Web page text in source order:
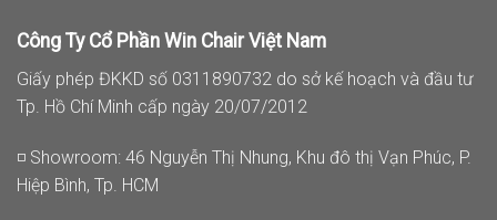
Công Ty Cổ Phần Win Chair Việt Nam
Giấy phép ĐKKD số 0311890732 do sở kế hoạch và đầu tư
Tp. Hồ Chí Minh cấp ngày 20/07/2012
◽ Showroom: 46 Nguyễn Thị Nhung, Khu đô thị Vạn Phúc, P.
Hiệp Bình, Tp. HCM